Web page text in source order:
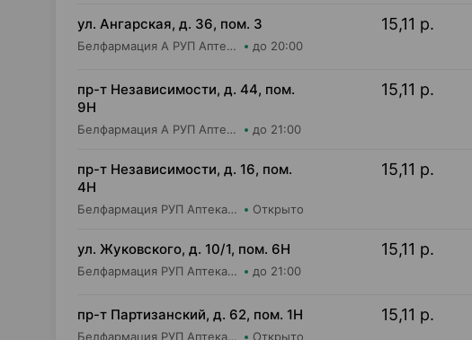
ул. Ангарская, д. 36, пом. 3
Белфармация А РУП Аптека №90 до 20:00
15,11 р.
пр-т Независимости, д. 44, пом.
9Н
Белфармация А РУП Аптека №21 до 21:00
15,11 р.
пр-т Независимости, д. 16, пом.
4Н
Белфармация РУП Аптека №13 (дежурная) Открыто
15,11 р.
ул. Жуковского, д. 10/1, пом. 6Н
Белфармация РУП Аптека №97 до 21:00
15,11 р.
пр-т Партизанский, д. 62, пом. 1Н
Белфармация РУП Аптека №7 (дежурная) Открыто
15,11 р.